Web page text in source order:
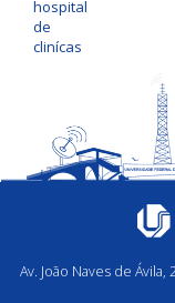
hospital
de
clinícas
Av. João Naves de